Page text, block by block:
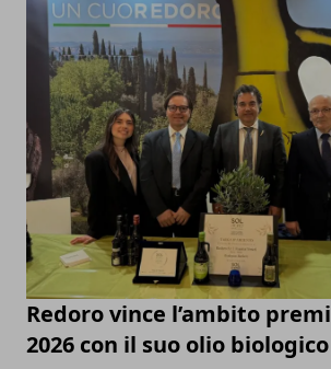
Redoro vince l’ambito
2026 con il suo olio biologico